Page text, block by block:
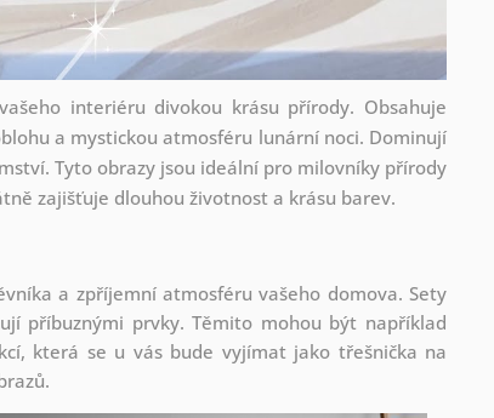
interiéru divokou krásu přírody. Obsahuje
a mystickou atmosféru lunární noci. Dominují
Tyto obrazy jsou ideální pro milovníky přírody
zajišťuje dlouhou životnost a krásu barev.
a zpříjemní atmosféru vašeho domova. Sety
příbuznými prvky. Těmito mohou být například
která se u vás bude vyjímat jako třešnička na